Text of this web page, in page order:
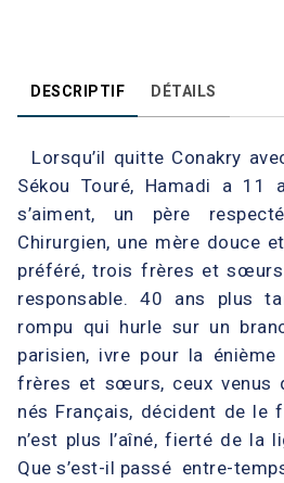
DESCRIPTIF DÉTAILS
Lorsqu’il quitte Conakry
Sékou Touré, Hamadi a 11
s’aiment, un père
Chirurgien, une mère douce
préféré, trois frères et
responsable. 40 ans plus
rompu qui hurle sur un
parisien, ivre pour la
frères et sœurs, ceux venus
nés Français, décident de le
n’est plus l’aîné, fierté de la
Que s’est-il passé entre-